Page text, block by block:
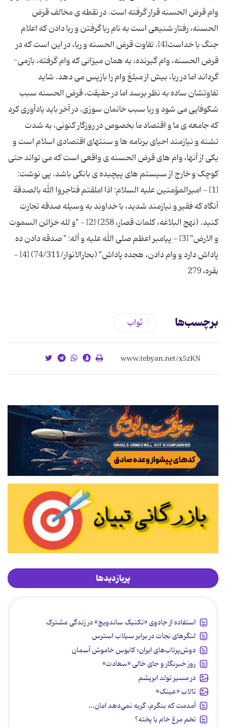
وام قرض الحسنه قرار گرفته است. در نقطه­ ی مخالف قرض
الحسنه، رفتار شنیعی است به نام رباگرفتن و ربا دادن که اعلام
جنگ با خداست[4]. تفاوت قرض الحسنه و ربا، در این است که در
قرض الحسنه، وام گیرنده، به همان میزانی که وام گرفته، بازمی­
گرداند اما در ربا، بیش از مبلغ وام را بازپس می­ دهد. شاید
تفاوتشان ساده به نظر برسد اما در حقیقت، قرض الحسنه سبب
شکوفایی می­ شود و ربا سبب خانمان سوزی. در آخر باید یادآوری کرد
که جامعه­ ی ما و اقتصاد ما بخصوص در روزگار کنونی، به شدت
تشنه و نیازمند احیای برنامه ­ها و سنت­های اقتصادی اسلام است و
یکی از آن­ها، وام­ های قرض الحسنه­ ی واقعی است که می تواند حتی
کوچک و خارج از سیستم ­های پیچیده­ ی بانکی باشد. پی نوشت:
[1] - امیرالمؤمنین علیه السلام: اذا املقتم فتاجروا الله بالصدقة
آنگاه که فقیر و نیازمند شدید، با خداوند به وسیله صدقه تجارت
کنید. (نهج البلاغه، کلمات قصار، 258) [2] - "و لله خزائن السموت
و الارض" [3] - پیامبر اعظم صلی الله علیه و آله: " صدقه دادن ده
پاداش دارد و وام دادن، هجده پاداش" (بحارالانوار/74/311) [4] -
بقره، 279
برچسب‌ها ثواب
پربازدیدها
استفاده از جادوی «تکنیک ساندویچ» در زندگی مشترک
لنگرهای نجات در برابر سیلاب استرس
دوش‌پرتاب‌های ایران؛ کابوس خاموش آسمان
روز خبرنگار و جای خالی «سعادت»
در مسیر تولد ابریشم
تالاب «عینک»
آمدمت که بنگرم، گریه نمی‌دهد امان...
تخم مرغ خام یا پخته؟